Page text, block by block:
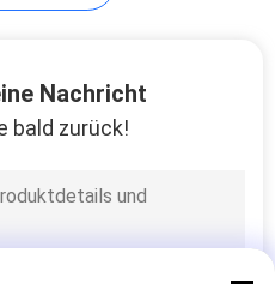
Nachricht
bald zurück!